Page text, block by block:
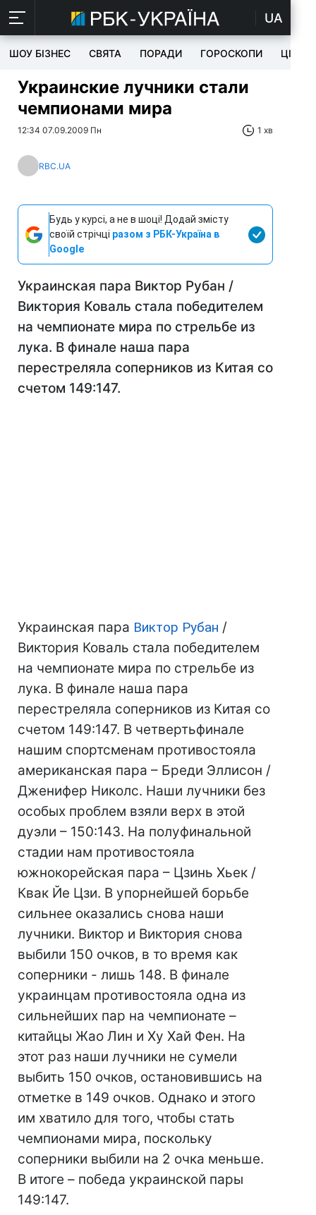
UA
ШОУ БІЗНЕС СВЯТА ПОРАДИ ГОРОСКОПИ ЦІКАВЕ
Украинские лучники стали
чемпионами мира
12:34 07.09.2009 Пн 1 хв
RBC.UA
Будь у курсі, а не в шоці! Додай змісту
своїй стрічці разом з РБК-Україна в
Google
Украинская пара Виктор Рубан /
Виктория Коваль стала победителем
на чемпионате мира по стрельбе из
лука. В финале наша пара
перестреляла соперников из Китая со
счетом 149:147.
Украинская пара Виктор Рубан /
Виктория Коваль стала победителем
на чемпионате мира по стрельбе из
лука. В финале наша пара
перестреляла соперников из Китая со
счетом 149:147. В четвертьфинале
нашим спортсменам противостояла
американская пара – Бреди Эллисон /
Дженифер Николс. Наши лучники без
особых проблем взяли верх в этой
дуэли – 150:143. На полуфинальной
стадии нам противостояла
южнокорейская пара – Цзинь Хьек /
Квак Йе Цзи. В упорнейшей борьбе
сильнее оказались снова наши
лучники. Виктор и Виктория снова
выбили 150 очков, в то время как
соперники - лишь 148. В финале
украинцам противостояла одна из
сильнейших пар на чемпионате –
китайцы Жао Лин и Ху Хай Фен. На
этот раз наши лучники не сумели
выбить 150 очков, остановившись на
отметке в 149 очков. Однако и этого
им хватило для того, чтобы стать
чемпионами мира, поскольку
соперники выбили на 2 очка меньше.
В итоге – победа украинской пары
149:147.